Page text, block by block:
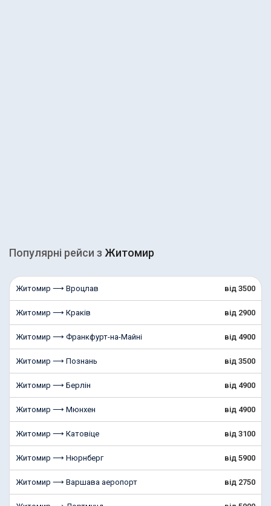
Популярні рейcи з Житомир
Житомир ⟶ Вроцлав від 3500
Житомир ⟶ Краків від 2900
Житомир ⟶ Франкфурт-на-Майні від 4900
Житомир ⟶ Познань від 3500
Житомир ⟶ Берлін від 4900
Житомир ⟶ Мюнхен від 4900
Житомир ⟶ Катовіце від 3100
Житомир ⟶ Нюрнберг від 5900
Житомир ⟶ Варшава аеропорт від 2750